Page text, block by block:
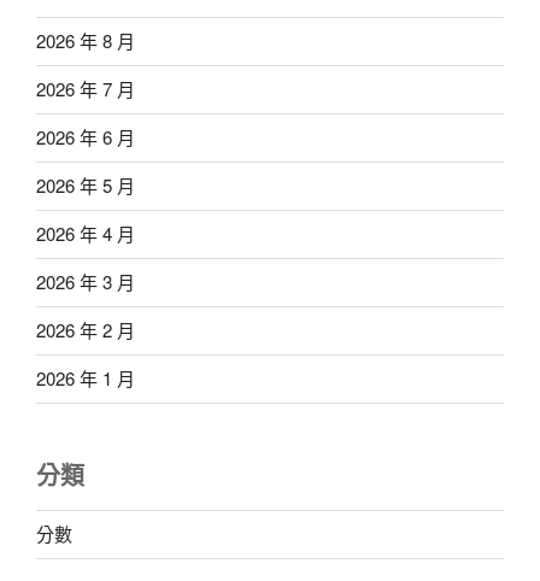
2026 年 8 月
2026 年 7 月
2026 年 6 月
2026 年 5 月
2026 年 4 月
2026 年 3 月
2026 年 2 月
2026 年 1 月
分類
分數